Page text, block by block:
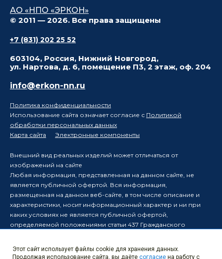
АО «НПО «ЭРКОН»
© 2011 — 2026. Все права защищены
+7 (831) 202 25 52
603104, Россия, Нижний Новгород,
ул. Нартова, д. 6, помещение П3, 2 этаж, оф. 204
info@erkon-nn.ru
Политика конфиденциальности
Использование сайта означает согласие с Политикой
обработки персональных данных
Карта сайта
Электронные компоненты
Внешний вид реальных изделий может отличаться от
изображений на сайте
Любая информация, представленная на данном сайте, не
является публичной офертой. Вся информация,
размещенная на данном веб-сайте, в том числе описание и
характеристики, носит информационный характер и ни при
каких условиях не является публичной офертой,
определяемой положениями статьи 437 Гражданского
Производитель оставляет за собой право в одностороннем
порядке вносить изменения в информацию, размещенную на
Этот сайт использует файлы cookie для хранения данных.
Продолжая использование сайта, вы даёте согласие на работу с